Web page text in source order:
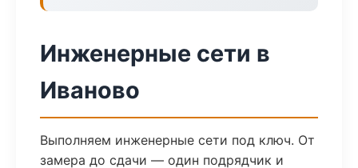
Инженерные сети в
Иваново
Выполняем инженерные сети под ключ. От
замера до сдачи — один подрядчик и